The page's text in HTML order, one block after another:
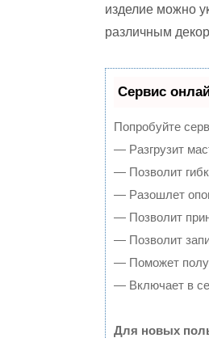
изделие можно
различным
Сервис
Попробуйте
— Разгрузит
— Позволит
— Разошлет
— Позволит
— Позволит
— Поможет
— Включает в
Для новых